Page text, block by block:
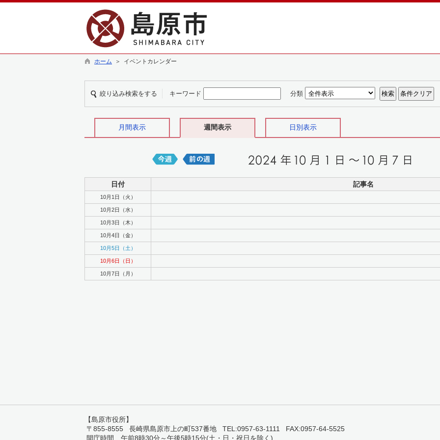
ホーム ＞ イベントカレンダー
絞り込み検索をする キーワード 分類
月間表示 週間表示 日別表示
日付 記事名
10月1日（火）
10月2日（水）
10月3日（木）
10月4日（金）
10月5日（土）
10月6日（日）
10月7日（月）
【島原市役所】
〒855-8555 長崎県島原市上の町537番地 TEL:0957-63-1111 FAX:0957-64-5525
開庁時間 午前8時30分～午後5時15分(土・日・祝日を除く)